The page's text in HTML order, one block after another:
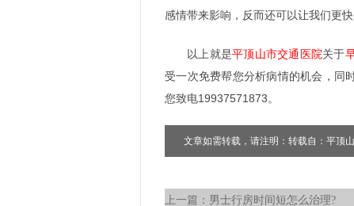
感情带来影响，反而还可以让我们更
以上就是平顶山市交通医院关于
受一次免费帮您分析病情的机会，同
您致电19937571873。
文章如需转载，请注明：转载自：平顶
上一篇： 男士行房时间短怎么治理?